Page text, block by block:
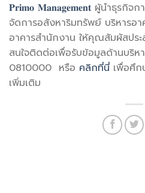
𝐏𝐫𝐢𝐦𝐨 𝐌𝐚𝐧𝐚𝐠𝐞𝐦𝐞𝐧𝐭 ผู้นำธุรกิจก
จัดการอสังหาริมทรัพย์ บริหารอ
อาคารสำนักงาน ให้คุณสัมผัสปร
สนใจติดต่อเพื่อรับข้อมูลด้านบริห
0810000 หรือ คลิกที่นี่ เพื่อศึก
เพิ่มเติม